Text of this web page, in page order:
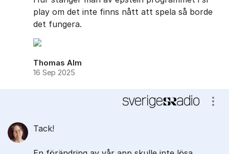
play om det inte finns nått att spela så borde
det fungera.
Thomas Alm
16 Sep 2025
Tack!